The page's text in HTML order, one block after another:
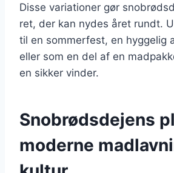
Disse variationer gør
ret, der kan nydes året rundt.
til en sommerfest, en hyggelig
eller som en del af en
en sikker vinder.
Snobrødsdejens
moderne